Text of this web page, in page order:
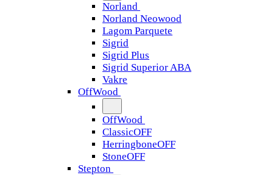
Norland
Norland Neowood
Lagom Parquete
Sigrid
Sigrid Plus
Sigrid Superior ABA
Vakre
OffWood
OffWood
ClassicOFF
HerringboneOFF
StoneOFF
Stepton